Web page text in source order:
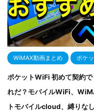
WiMAX動画まとめ ポケ
ポケットWiFi 初めて契約
れだ？モバイルWiFi、
トモバイルcloud、縛りな